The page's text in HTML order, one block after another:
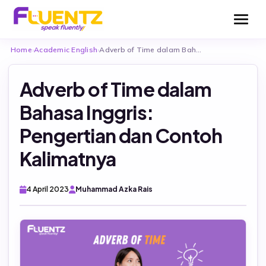
Be Fluentz Together
Be Fluentz Flexible
English For Kids
English For Teens
English for Adults
Test Consultation
TOEFL (Fluentz English Test – FET)
Home›Academic English› Adverb of Time dalam Bahasa Inggris: Pengertian…
Adverb of Time dalam
Bahasa Inggris:
Pengertian dan Contoh
Kalimatnya
4 April 2023 Muhammad Azka Rais